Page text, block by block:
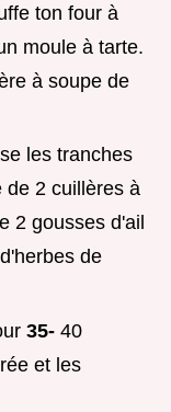
ton four à
moule à tarte.
à soupe de
les tranches
de 2 cuillères à
2 gousses d'ail
de
35- 40
et les